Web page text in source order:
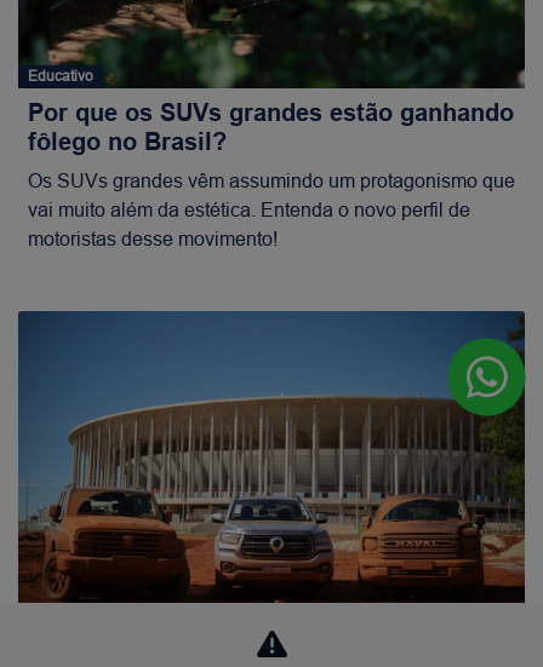
Educativo
Por que os SUVs grandes estão ganhando
fôlego no Brasil?
Os SUVs grandes vêm assumindo um protagonismo que
vai muito além da estética. Entenda o novo perfil de
motoristas desse movimento!